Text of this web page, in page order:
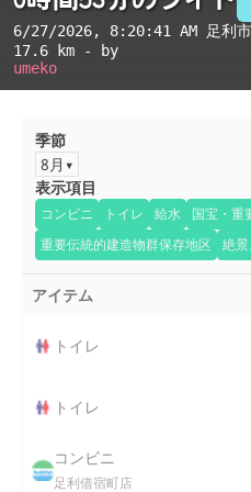
6/27/2026, 8:20:41 AM 足利
17.6 km - by
umeko
季節
8月
表示項目
コンビニ トイレ 給水
国宝・重
重要伝統的建造物群保存地区
絶景
アイテム
トイレ
トイレ
コンビニ
足利借宿町店